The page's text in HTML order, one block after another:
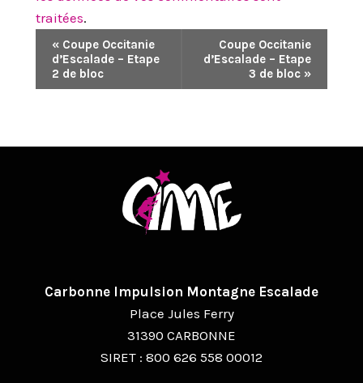
traitées.
« Coupe Occitanie
d’Escalade – Etape
2 de bloc
Coupe Occitanie
d’Escalade – Etape
3 de bloc »
Carbonne Impulsion Montagne Escalade
Place Jules Ferry
31390 CARBONNE
SIRET : 800 626 558 00012